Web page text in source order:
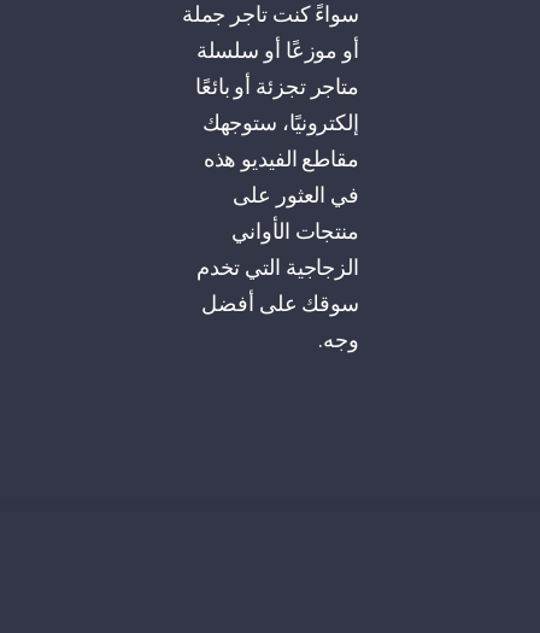
سواءً كنت تاجر جملة
أو موزعًا أو سلسلة
متاجر تجزئة أو بائعًا
إلكترونيًا، ستوجهك
مقاطع الفيديو هذه
في العثور على
منتجات الأواني
الزجاجية التي تخدم
سوقك على أفضل
وجه.